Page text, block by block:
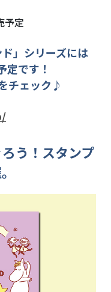
予定
ド」シリーズには
定です！
チェック♪
う！スタンプ